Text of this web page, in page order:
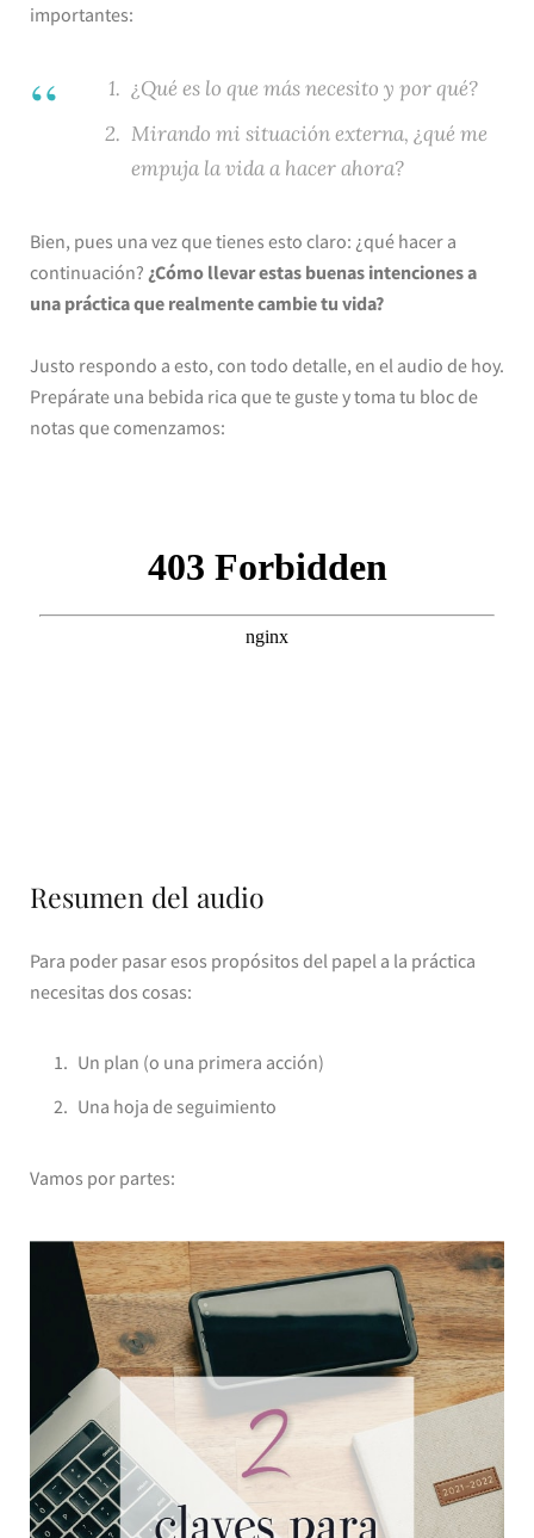
importantes:
¿Qué es lo que más necesito y por qué?
Mirando mi situación externa, ¿qué me
empuja la vida a hacer ahora?
Bien, pues una vez que tienes esto claro: ¿qué hacer a
continuación? ¿Cómo llevar estas buenas intenciones a
una práctica que realmente cambie tu vida?
Justo respondo a esto, con todo detalle, en el audio de hoy.
Prepárate una bebida rica que te guste y toma tu bloc de
notas que comenzamos:
Resumen del audio
Para poder pasar esos propósitos del papel a la práctica
necesitas dos cosas:
Un plan (o una primera acción)
Una hoja de seguimiento
Vamos por partes: